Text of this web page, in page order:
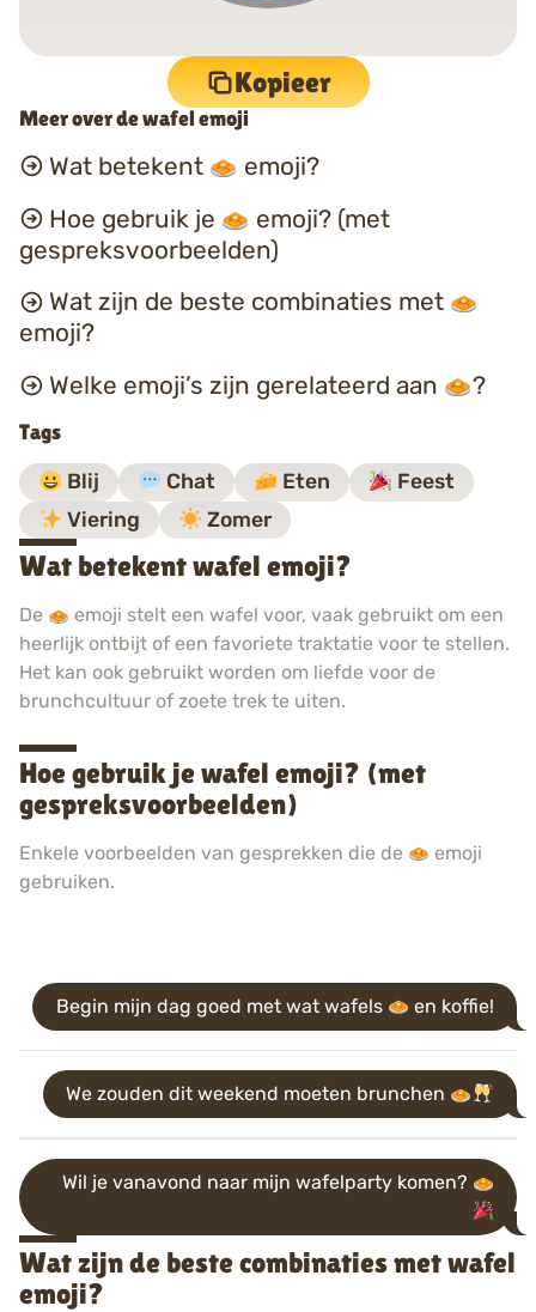
Kopieer
Meer over de wafel emoji
Wat betekent
emoji?
Hoe gebruik je
emoji? (met
gespreksvoorbeelden)
Wat zijn de beste combinaties met
emoji?
Welke emoji’s zijn gerelateerd aan
?
Tags
Blij Chat Eten
Feest
Viering
Zomer
Wat betekent wafel emoji?
De
emoji stelt een wafel voor, vaak gebruikt om een
heerlijk ontbijt of een favoriete traktatie voor te stellen.
Het kan ook gebruikt worden om liefde voor de
brunchcultuur of zoete trek te uiten.
Hoe gebruik je wafel emoji? (met
gespreksvoorbeelden)
Enkele voorbeelden van gesprekken die de
emoji
gebruiken.
Begin mijn dag goed met wat wafels en koffie!
We zouden dit weekend moeten brunchen
Wil je vanavond naar mijn wafelparty komen?
Wat zijn de beste combinaties met wafel
emoji?